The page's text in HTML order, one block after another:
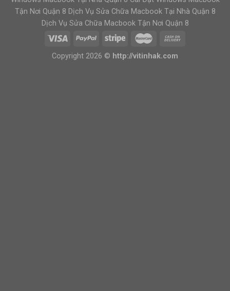
Tận Nơi Quận 8 Dịch Vụ Sửa Chữa Macbook Tại Nhà Quận 8
Dịch Vụ Sửa Chữa Macbook Tận Nơi Quận 8
Copyright 2026 © http://vitinhak.com